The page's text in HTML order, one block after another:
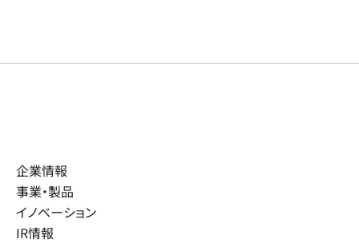
企業情報
事業・製品
イノベーション
IR情報